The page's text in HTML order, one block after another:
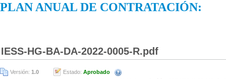
PLAN ANUAL DE CONTRATACIÓN:
IESS-HG-BA-DA-2022-0005-R.pdf
Versión: 1.0 Estado: Aprobado